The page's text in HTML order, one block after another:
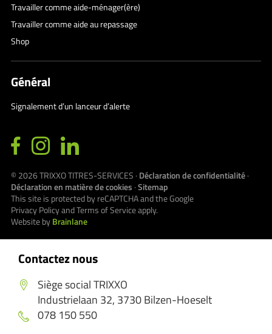
Contactez nous
Siège social TRIXXO
Industrielaan 32, 3730 Bilzen-Hoeselt
078 150 550
Travailler comme aide-ménager(ère)
Travailler comme aide au repassage
Shop
Général
Signalement d’un lanceur d’alerte
© 2026TRIXXO TITRES-SERVICES · Déclaration de confidentialité·
Déclaration en matière de cookies ·Sitemap
This site is protected by reCAPTCHA and the Google
Privacy PolicyandTerms of Serviceapply.
Website byBrainlane